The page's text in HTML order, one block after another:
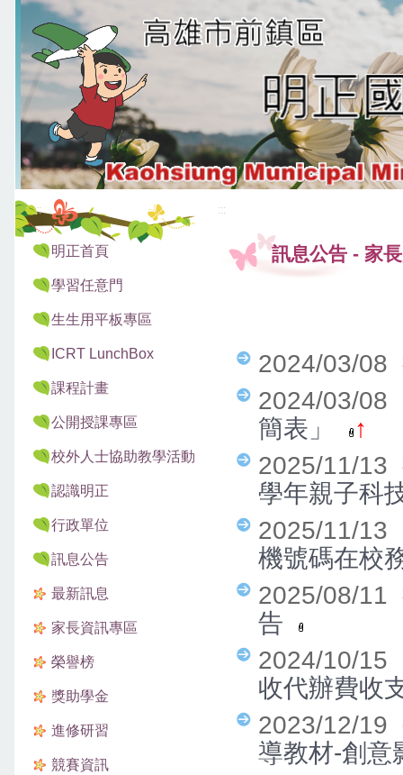
:::
明正首頁
學習任意門
生生用平板專區
ICRT LunchBox
課程計畫
公開授課專區
校外人士協助教學活動
認識明正
行政單位
訊息公告
最新訊息
家長資訊專區
榮譽榜
獎助學金
進修研習
競賽資訊
:::
訊息公告 - 家
2024/03/08
2024/03/
簡表」
↑
2025/11/13
學年親子科
2025/11/
機號碼在校
2025/08/11
告
2024/10/
收代辦費收
2023/12/19
導教材-創意